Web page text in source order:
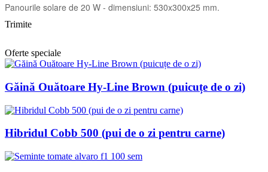
Panourile solare de 20 W - dimensiuni: 530x300x25 mm.
Trimite
Oferte speciale
Găină Ouătoare Hy-Line Brown (puicuțe de o zi)
Hibridul Cobb 500 (pui de o zi pentru carne)